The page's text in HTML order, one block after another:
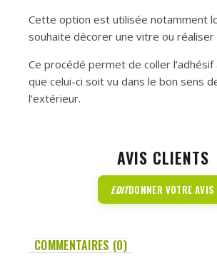
Cette option est utilisée notamment
souhaite décorer une vitre ou réaliser
Ce procédé permet de coller l’adhésif
que celui-ci soit vu dans le bon sens
l’extérieur.
AVIS CLIENTS
EDITDONNER VOTRE AVIS
COMMENTAIRES (0)